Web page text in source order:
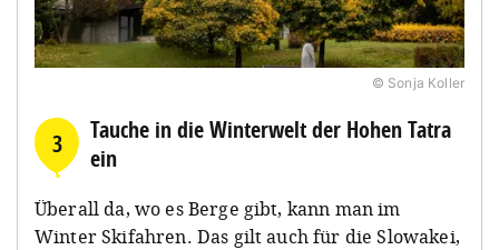
© Sonja Koller
3
Tauche in die Winterwelt der Hohen Tatra
ein
Überall da, wo es Berge gibt, kann man im
Winter Skifahren. Das gilt auch für die Slowakei,